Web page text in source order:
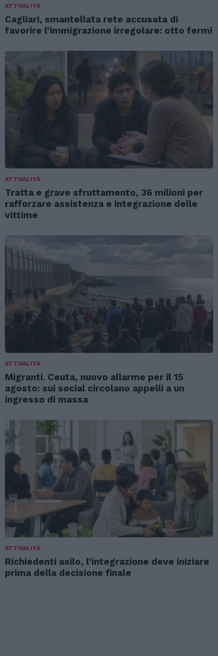
ATTUALITÀ
Cagliari, smantellata rete accusata di
favorire l’immigrazione irregolare: otto fermi
ATTUALITÀ
Tratta e grave sfruttamento, 36 milioni per
rafforzare assistenza e integrazione delle
vittime
ATTUALITÀ
Migranti. Ceuta, nuovo allarme per il 15
agosto: sui social circolano appelli a un
ingresso di massa
ATTUALITÀ
Richiedenti asilo, l’integrazione deve iniziare
prima della decisione finale